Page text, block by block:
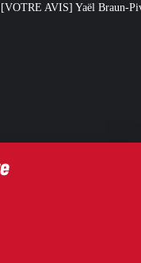
renoncer à son projet